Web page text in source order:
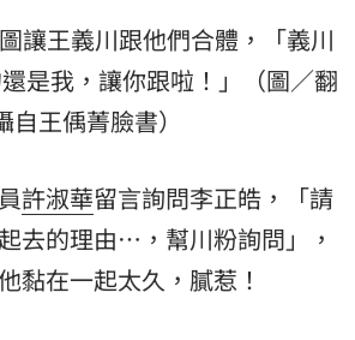
讓王義川跟他們合體，「義川
是我，讓你跟啦！」（圖／翻
自王偊菁臉書）
許淑華留言詢問李正皓，「請
去的理由…，幫川粉詢問」，
黏在一起太久，膩惹！